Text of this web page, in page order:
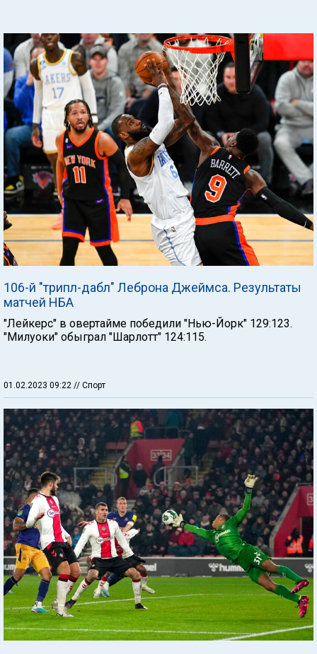
106-й "трипл-дабл" Леброна Джеймса. Результаты
матчей НБА
"Лейкерс" в овертайме победили "Нью-Йорк" 129:123.
"Милуоки" обыграл "Шарлотт" 124:115.
01.02.2023 09:22 // Спорт